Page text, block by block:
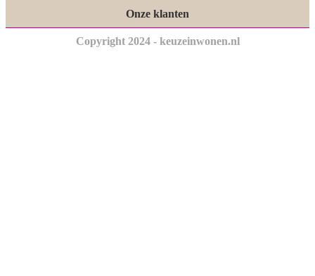
Onze klanten
Copyright 2024 - keuzeinwonen.nl